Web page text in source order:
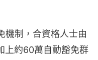
機制，合資格人士由
上約60萬自動豁免群